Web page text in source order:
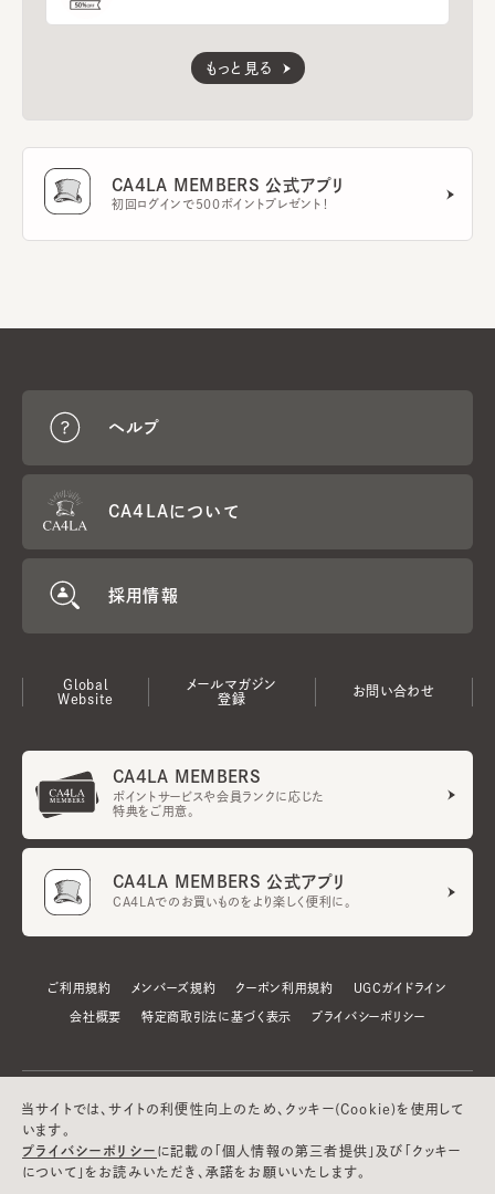
もっと見る
CA4LA MEMBERS 公式アプリ
初回ログインで500ポイントプレゼント！
ヘルプ
CA4LAについて
採用情報
Global
Website
メールマガジン
登録
お問い合わせ
CA4LA MEMBERS
ポイントサービスや会員ランクに応じた
特典をご用意。
CA4LA MEMBERS 公式アプリ
CA4LAでのお買いものをより楽しく便利に。
ご利用規約 メンバーズ規約 クーポン利用規約 UGCガイドライン
会社概要 特定商取引法に基づく表示 プライバシーポリシー
当サイトでは、サイトの利便性向上のため、クッキー(Cookie)を使用して
います。
プライバシーポリシー に記載の「個人情報の第三者提供」及び「クッキー
について」をお読みいただき、承諾をお願いいたします。